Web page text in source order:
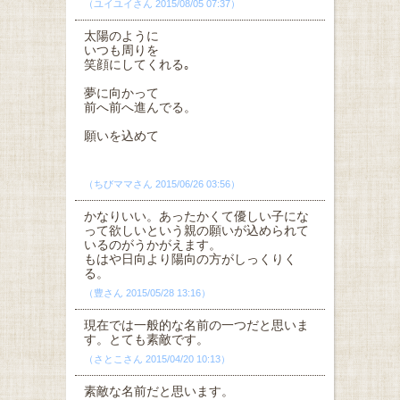
（ユイユイさん 2015/08/05 07:37）
太陽のように
いつも周りを
笑顔にしてくれる｡
夢に向かって
前へ前へ進んでる。
願いを込めて
（ちびママさん 2015/06/26 03:56）
かなりいい。あったかくて優しい子にな
って欲しいという親の願いが込められて
いるのがうかがえます。
もはや日向より陽向の方がしっくりく
る。
（豊さん 2015/05/28 13:16）
現在では一般的な名前の一つだと思いま
す。とても素敵です。
（さとこさん 2015/04/20 10:13）
素敵な名前だと思います。